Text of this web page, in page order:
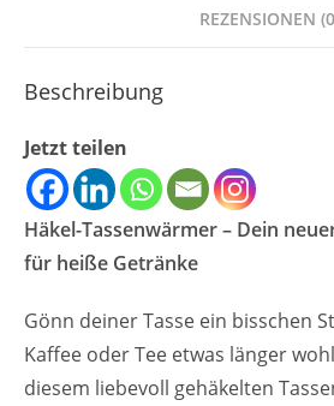
REZENSIONEN
Beschreibung
Jetzt teilen
Häkel-Tassenwärmer – Dein
für heiße Getränke
Gönn deiner Tasse ein bisschen
Kaffee oder Tee etwas länger
diesem liebevoll gehäkelten